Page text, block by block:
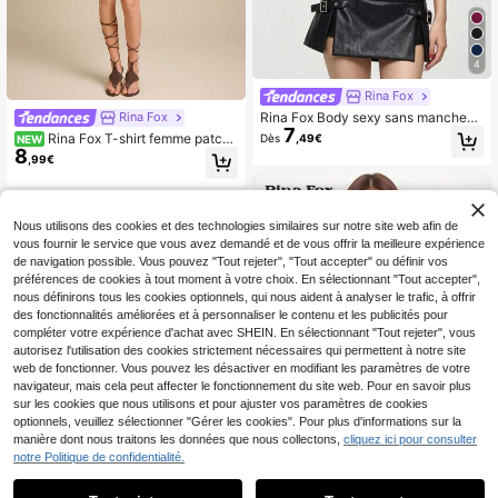
Rina Fox
NEW Rina Fox T-shirt femme patch
work imprimé léopard manches lon
gues coupe slim col licou
8 ,99€
4
Rina Fox
Rina Fox Body sexy sans manches
à bretelles spaghetti pour femmes, s
tyle minimaliste sexy, coupe slim, fl
e port extérieur
Dès 7 ,49€
1
Nous utilisons des cookies et des technologies similaires sur notre site web afin de
vous fournir le service que vous avez demandé et de vous offrir la meilleure expérience
de navigation possible. Vous pouvez "Tout rejeter", "Tout accepter" ou définir vos
préférences de cookies à tout moment à votre choix. En sélectionnant "Tout accepter",
nous définirons tous les cookies optionnels, qui nous aident à analyser le trafic, à offrir
des fonctionnalités améliorées et à personnaliser le contenu et les publicités pour
compléter votre expérience d'achat avec SHEIN. En sélectionnant "Tout rejeter", vous
autorisez l'utilisation des cookies strictement nécessaires qui permettent à notre site
web de fonctionner. Vous pouvez les désactiver en modifiant les paramètres de votre
navigateur, mais cela peut affecter le fonctionnement du site web. Pour en savoir plus
sur les cookies que nous utilisons et pour ajuster vos paramètres de cookies
optionnels, veuillez sélectionner "Gérer les cookies". Pour plus d'informations sur la
manière dont nous traitons les données que nous collectons, cliquez ici pour consulter
notre Politique de confidentialité.